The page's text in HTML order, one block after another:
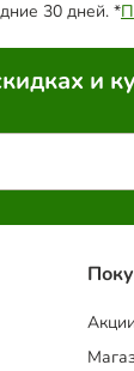
30 дней. *
и